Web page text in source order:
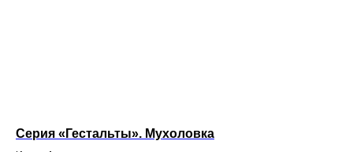
Серия «Гестальты». Мухоловка